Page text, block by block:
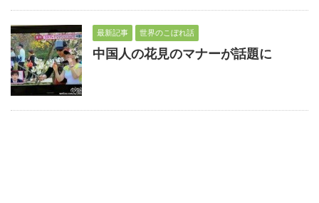
最新記事 世界のこぼれ話
中国人の花見のマナーが話題に